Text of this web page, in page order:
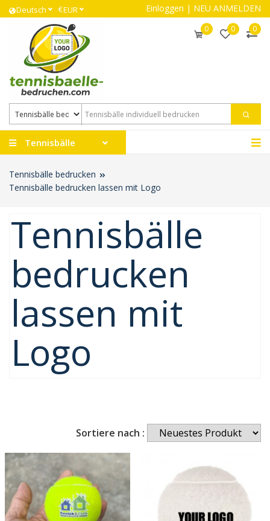
Deutsch €EUR Einloggen | NEU ANMELDEN
0 0 0
Tennisbälle
Tennisbälle bedrucken
Tennisbälle bedrucken lassen mit Logo
Tennisbälle
bedrucken
lassen mit
Logo
Sortiere nach :